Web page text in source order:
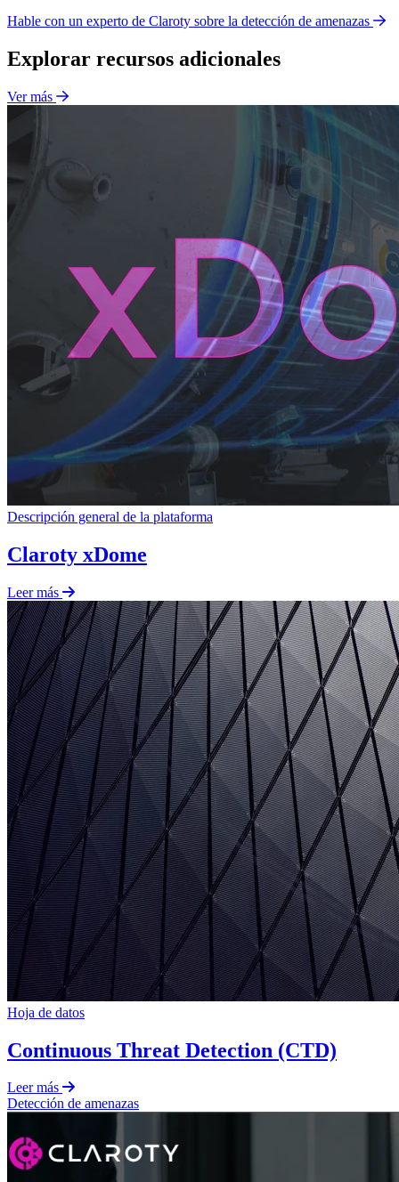
Hable con un experto de Claroty sobre la detección de amenazas
Explorar recursos adicionales
Ver más
Descripción general de la plataforma
Claroty xDome
Leer más
Hoja de datos
Continuous Threat Detection (CTD)
Leer más
Detección de amenazas